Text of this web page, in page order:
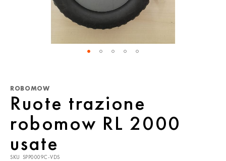
ROBOMOW
Ruote trazione
robomow RL 2000
usate
SKU SPP0009C-VDS
galleria
di
immagini